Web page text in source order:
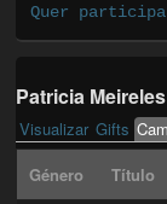
Quer
Patricia Meireles
Primary tabs
Visualizar Gifts
Género
Título